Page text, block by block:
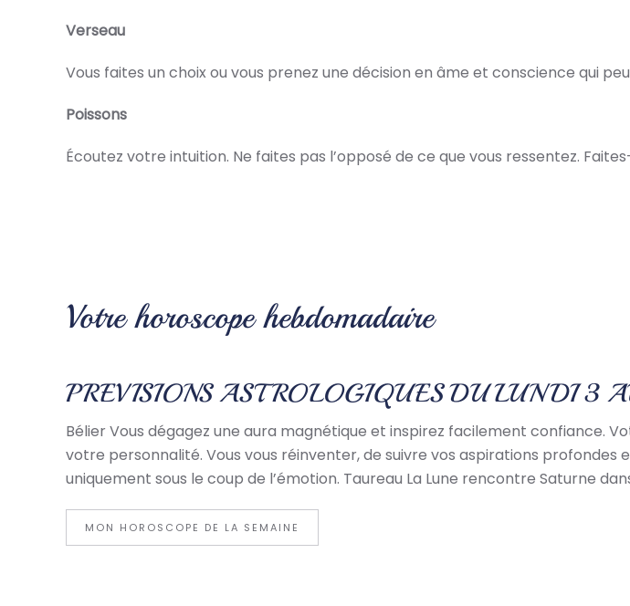
Verseau
Vous faites un choix ou vous prenez une décision en âme et conscience qui
Poissons
Écoutez votre intuition. Ne faites pas l’opposé de ce que vous ressentez.
Votre horoscope hebdomadaire
PREVISIONS ASTROLOGIQUES DU LUNDI 3
Bélier Vous dégagez une aura magnétique et inspirez facilement confiance.
votre personnalité. Vous vous réinventer, de suivre vos aspirations
uniquement sous le coup de l’émotion. Taureau La Lune rencontre Saturne
MON HOROSCOPE DE LA SEMAINE